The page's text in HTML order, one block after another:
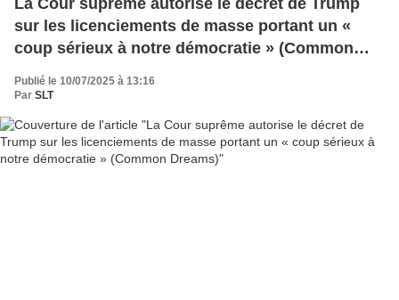
sur les licenciements de masse portant un «
coup sérieux à notre démocratie » (Common
Publié le 10/07/2025 à 13:16
Par SLT